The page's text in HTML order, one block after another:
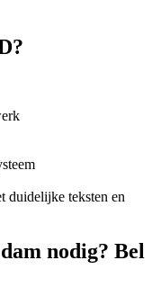
duidelijke teksten en
nodig? Bel